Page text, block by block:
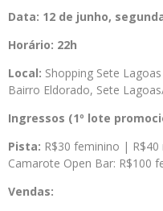
Data: 12 de junho,
Horário: 22h
Local: Shopping Sete
Bairro Eldorado, Sete
Ingressos (1º lote
Pista: R$30 feminino | R$40
Camarote Open Bar: R$100
Vendas: